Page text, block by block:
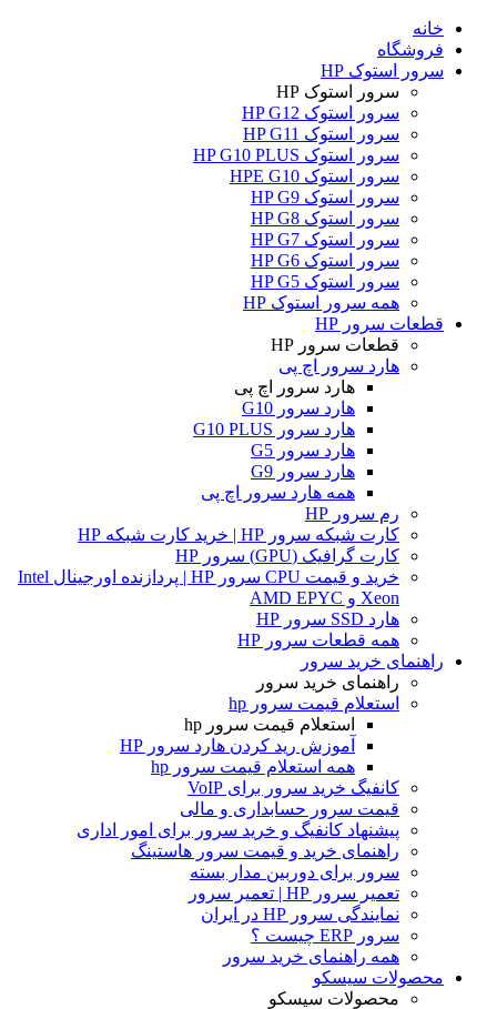
خانه
فروشگاه
سرور استوک HP
سرور استوک HP
سرور استوک HP G12
سرور استوک HP G11
سرور استوک HP G10 PLUS
سرور استوک HPE G10
سرور استوک HP G9
سرور استوک HP G8
سرور استوک HP G7
سرور استوک HP G6
سرور استوک HP G5
همه سرور استوک HP
قطعات سرور HP
قطعات سرور HP
هارد سرور اچ پی
هارد سرور اچ پی
هارد سرور G10
هارد سرور G10 PLUS
هارد سرور G5
هارد سرور G9
همه هارد سرور اچ پی
رم سرور HP
کارت شبکه سرور HP | خرید کارت شبکه HP
کارت گرافیک (GPU) سرور HP
خرید و قیمت CPU سرور HP | پردازنده اورجینال Intel
Xeon و AMD EPYC
هارد SSD سرور HP
همه قطعات سرور HP
راهنمای خرید سرور
راهنمای خرید سرور
استعلام قیمت سرور hp
استعلام قیمت سرور hp
آموزش ريد كردن هارد سرور HP
همه استعلام قیمت سرور hp
کانفیگ خرید سرور برای VoIP
قیمت سرور حسابداری و مالی
پیشنهاد کانفیگ و خرید سرور برای امور اداری
راهنمای خرید و قیمت سرور هاستینگ
سرور برای دوربین مدار بسته
تعمیر سرور HP | تعمیر سرور
نمایندگی سرور HP در ایران
سرور ERP چیست ؟
همه راهنمای خرید سرور
محصولات سیسکو
محصولات سیسکو